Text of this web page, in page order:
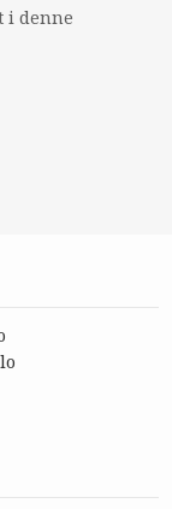
i denne